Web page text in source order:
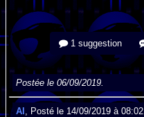
1 suggestion
Postée le 06/09/2019.
Al , Posté le 14/09/2019 à 08:02.